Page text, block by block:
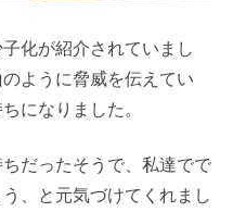
化が紹介されていまし
ように脅威を伝えてい
になりました。
だったそうで、私達でで
、と元気づけてくれまし